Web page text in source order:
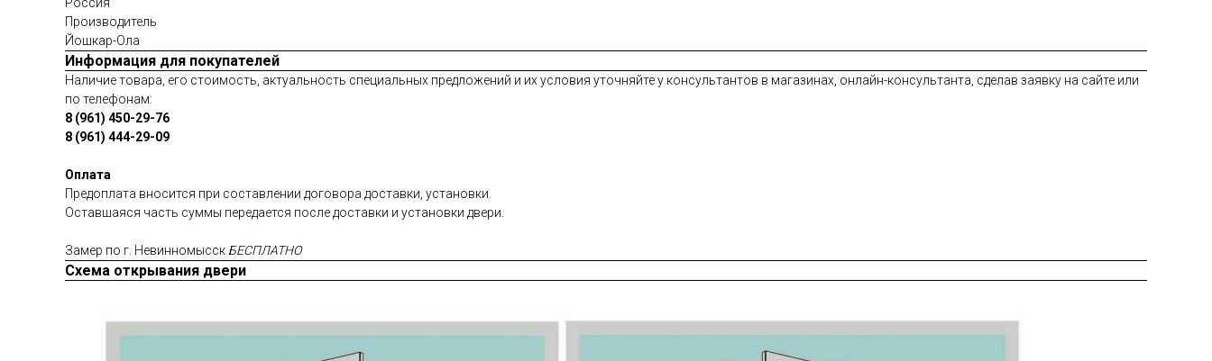
Производитель
Йошкар-Ола
Информация для покупателей
Наличие товара, его стоимость, актуальность специальных предложений и их условия уточняйте у консультантов в магазинах, онлайн-консультанта, сделав заявку на сайте или
по телефонам:
8 (961) 450-29-76
8 (961) 444-29-09
Оплата
Предоплата вносится при составлении договора доставки, установки.
Оставшаяся часть суммы передается после доставки и установки двери.
Замер по г. Невинномысск БЕСПЛАТНО
Схема открывания двери